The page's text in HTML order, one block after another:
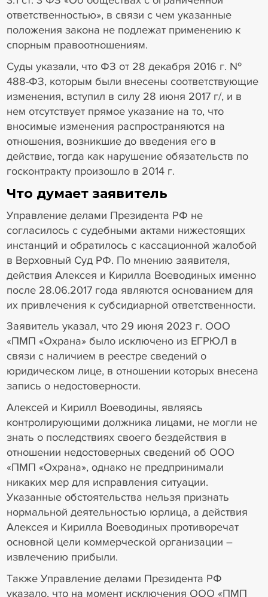
ответственностью», в связи с чем указанные
положения закона не подлежат применению к
спорным правоотношениям.
Суды указали, что ФЗ от 28 декабря 2016 г. №
488-ФЗ, которым были внесены соответствующие
изменения, вступил в силу 28 июня 2017 г/, и в
нем отсутствует прямое указание на то, что
вносимые изменения распространяются на
отношения, возникшие до введения его в
действие, тогда как нарушение обязательств по
госконтракту произошло в 2014 г.
Что думает заявитель
Управление делами Президента РФ не
согласилось с судебными актами нижестоящих
инстанций и обратилось с кассационной жалобой
в Верховный Суд РФ. По мнению заявителя,
действия Алексея и Кирилла Воеводиных именно
после 28.06.2017 года являются основанием для
их привлечения к субсидиарной ответственности.
Заявитель указал, что 29 июня 2023 г. ООО
«ПМП «Охрана» было исключено из ЕГРЮЛ в
связи с наличием в реестре сведений о
юридическом лице, в отношении которых внесена
запись о недостоверности.
Алексей и Кирилл Воеводины, являясь
контролирующими должника лицами, не могли не
знать о последствиях своего бездействия в
отношении недостоверных сведений об ООО
«ПМП «Охрана», однако не предпринимали
никаких мер для исправления ситуации.
Указанные обстоятельства нельзя признать
нормальной деятельностью юрлица, а действия
Алексея и Кирилла Воеводиных противоречат
основной цели коммерческой организации –
извлечению прибыли.
Также Управление делами Президента РФ
указало, что на момент исключения ООО «ПМП